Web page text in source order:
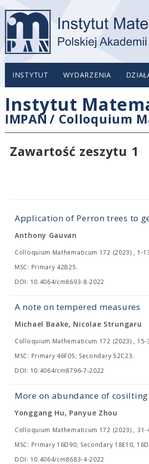
INSTYTUT WYDARZENIA
Instytut
IMPAN / Colloquium
Zawartość zeszytu 1
Application of Perron trees to
Anthony Gauvan
Colloquium Mathematicum 172 (2023) , 1-
MSC: Primary 42B25.
DOI: 10.4064/cm8693-8-2022
A note on tempered measures
Michael Baake, Nicolae Strungaru
Colloquium Mathematicum 172 (2023) , 15-
MSC: Primary 46F05; Secondary 52C23.
DOI: 10.4064/cm8796-7-2022
More on abundance of
Yonggang Hu, Panyue Zhou
Colloquium Mathematicum 172 (2023) , 31-
MSC: Primary 16D90; Secondary 18E10,
DOI: 10.4064/cm8683-4-2022